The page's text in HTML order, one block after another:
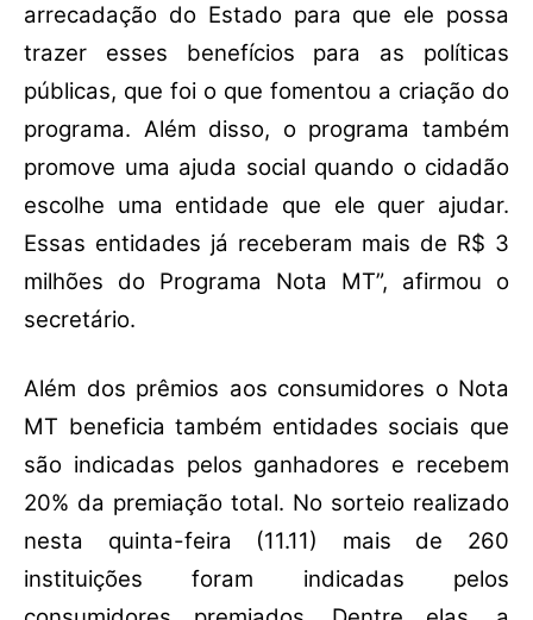
arrecadação do Estado para que ele possa
trazer esses benefícios para as políticas
públicas, que foi o que fomentou a criação do
programa. Além disso, o programa também
promove uma ajuda social quando o cidadão
escolhe uma entidade que ele quer ajudar.
Essas entidades já receberam mais de R$ 3
milhões do Programa Nota MT”, afirmou o
secretário.
Além dos prêmios aos consumidores o Nota
MT beneficia também entidades sociais que
são indicadas pelos ganhadores e recebem
20% da premiação total. No sorteio realizado
nesta quinta-feira (11.11) mais de 260
instituições foram indicadas pelos